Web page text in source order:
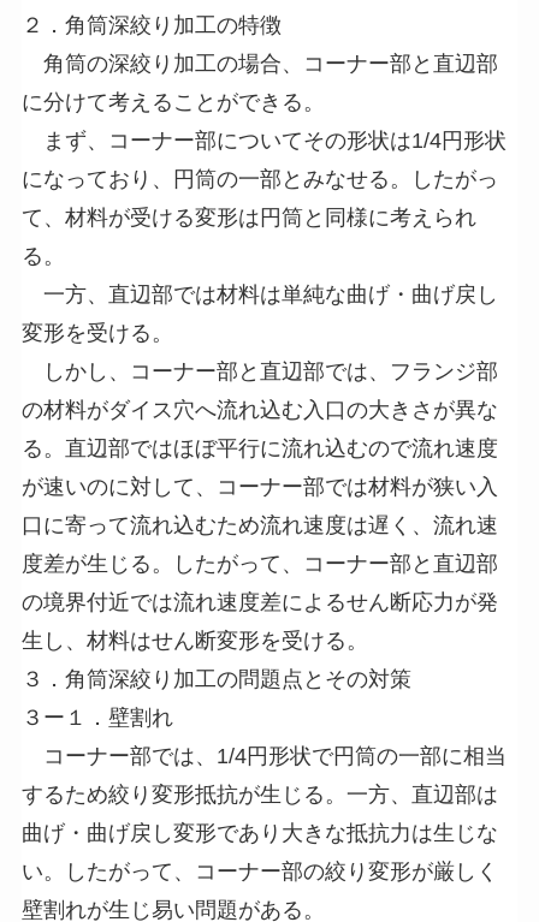
２．角筒深絞り加工の特徴
角筒の深絞り加工の場合、コーナー部と直辺部
に分けて考えることができる。
まず、コーナー部についてその形状は1/4円形状
になっており、円筒の一部とみなせる。したがっ
て、材料が受ける変形は円筒と同様に考えられ
る。
一方、直辺部では材料は単純な曲げ・曲げ戻し
変形を受ける。
しかし、コーナー部と直辺部では、フランジ部
の材料がダイス穴へ流れ込む入口の大きさが異な
る。直辺部ではほぼ平行に流れ込むので流れ速度
が速いのに対して、コーナー部では材料が狭い入
口に寄って流れ込むため流れ速度は遅く、流れ速
度差が生じる。したがって、コーナー部と直辺部
の境界付近では流れ速度差によるせん断応力が発
生し、材料はせん断変形を受ける。
３．角筒深絞り加工の問題点とその対策
３ー１．壁割れ
コーナー部では、1/4円形状で円筒の一部に相当
するため絞り変形抵抗が生じる。一方、直辺部は
曲げ・曲げ戻し変形であり大きな抵抗力は生じな
い。したがって、コーナー部の絞り変形が厳しく
壁割れが生じ易い問題がある。